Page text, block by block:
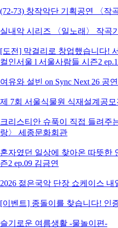
(72-73) 창작악단 기획공연 〈작
실내악 시리즈 〈일노래〉 작곡
[도전] 막걸리로 창업했습니다!
컬인서울 l 서울사람들 시즌2
여유와 설빈 on Sync Next 26 공
제 7회 서울식물원 식재설계공
크리스티안 슈푹이 직접 들려주
랑〉 세종문화회관
혼자였던 일상에 찾아온 따뜻한
즌2 ep.09 김금연
2026 젊은국악 단장 쇼케이스 내
[이벤트] 종돌이를 찾습니다! 인
슬기로운 여름생활 -물놀이편-